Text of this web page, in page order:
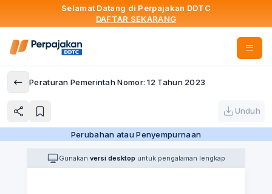
Selamat Datang di Perpajakan DDTC
DAFTAR SEKARANG
Peraturan Pemerintah Nomor: 12 Tahun 2023
Unduh
Perubahan atau Penyempurnaan
Gunakan versi desktop untuk pengalaman lengkap